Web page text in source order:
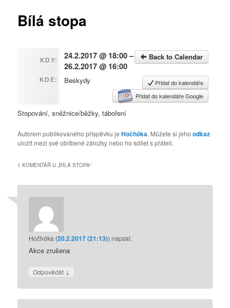
Bílá stopa
KDY: Back to Calendar
24.2.2017 @ 18:00 –
26.2.2017 @ 16:00
KDE: Beskydy
Přidat do kalendáře
Přidat do kalendáře Google
Stopování, sněžnice/běžky, táboření
Autorem publikovaného příspěvku jeHočhóka. Můžete si jehoodkaz
uložit mezi své oblíbené záložky nebo ho sdílet s přáteli.
1 KOMENTÁŘ U „BÍLÁ STOPA“
Hočhóka (20.2.2017 (21:13))napsal:
Akce zrušena
Odpovědět ↓